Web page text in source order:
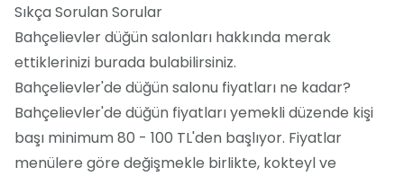
Sıkça Sorulan Sorular
Bahçelievler düğün salonları hakkında merak
ettiklerinizi burada bulabilirsiniz.
Bahçelievler'de düğün salonu fiyatları ne kadar?
Bahçelievler'de düğün fiyatları yemekli düzende kişi
başı minimum 80 - 100 TL'den başlıyor. Fiyatlar
menülere göre değişmekle birlikte, kokteyl ve